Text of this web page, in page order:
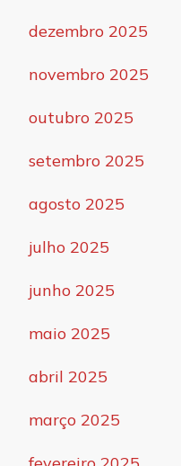
dezembro 2025
novembro 2025
outubro 2025
setembro 2025
agosto 2025
julho 2025
junho 2025
maio 2025
abril 2025
março 2025